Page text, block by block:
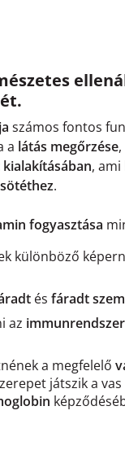
számos fontos
a látás megőrzése
,
.
fogyasztása
különböző
és fáradt
az immunrendszer
a megfelelő
játszik a vas